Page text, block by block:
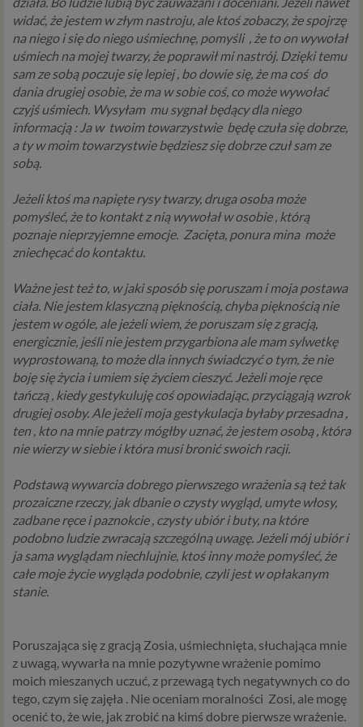
widać, że jestem w złym nastroju, ale ktoś zobaczy, że spojrzę
na niego i się do niego uśmiechnę, pomyśli , że to on wywołał
uśmiech na mojej twarzy, że poprawił mi nastrój. Dzięki temu
sam ze sobą poczuje się lepiej , bo dowie się, że ma coś do
dania drugiej osobie, że ma w sobie coś, co może wywołać
czyjś uśmiech. Wysyłam mu sygnał będący dla niego
informacją : Ja w twoim towarzystwie będę czuła się dobrze,
a ty w moim towarzystwie będziesz się dobrze czuł sam ze
sobą.
Jeżeli ktoś ma napięte rysy twarzy, druga osoba może
pomyśleć, że to kontakt z nią wywołał w osobie , którą
poznaje nieprzyjemne emocje. Zacięta, ponura mina może
zniechęcać do kontaktu.
Ważne jest też to, w jaki sposób się poruszam i moja postawa
ciała. Nie jestem klasyczną pięknością, chyba pięknością nie
jestem w ogóle, ale jeżeli wiem, że poruszam się z gracją,
energicznie, jeśli nie jestem przygarbiona ale mam sylwetkę
wyprostowaną, to może dla innych świadczyć o tym, że nie
boję się życia i umiem się życiem cieszyć. Jeżeli moje ręce
tańczą , kiedy gestykuluję coś opowiadając, przyciągają wzrok
drugiej osoby. Ale jeżeli moja gestykulacja byłaby przesadna ,
ten , kto na mnie patrzy mógłby uznać, że jestem osobą , która
nie wierzy w siebie i która musi bronić swoich racji.
Podstawą wywarcia dobrego pierwszego wrażenia są też tak
prozaiczne rzeczy, jak dbanie o czysty wygląd, umyte włosy,
zadbane ręce i paznokcie , czysty ubiór i buty, na które
podobno ludzie zwracają szczególną uwagę. Jeżeli mój ubiór i
ja sama wyglądam niechlujnie, ktoś inny może pomyśleć, że
całe moje życie wygląda podobnie, czyli jest w opłakanym
stanie.
Poruszająca się z gracją Zosia, uśmiechnięta, słuchająca mnie
z uwagą, wywarła na mnie pozytywne wrażenie pomimo
moich mieszanych uczuć, z przewagą tych negatywnych co do
tego, czym się zajęła . Nie oceniam moralności Zosi, ale mogę
ocenić to, że wie, jak zrobić na kimś dobre pierwsze wrażenie.
podstawa przetwarzania danych dotyczy
przypadków, gdy ich przetwarzanie jest
uzasadnione z uwagi na nasze usprawiedliwione
potrzeby, co obejmuje między innymi konieczność
zapewnienia bezpieczeństwa usługi (np.
sprawdzenie, czy do Twojego konta nie loguje się
nieuprawniona osoba), dokonanie pomiarów
statystycznych, ulepszania naszych usług i
usługach) jak również prowadzenie marketingu i
promocji własnych usług administratora
Psychorada.pl w serwisie administratora (np. jeśli
interesujesz się psychologią dziecka i oglądasz
Ci wyświetlić reklamę na podobny temat).
Twoja dobrowolna zgoda. Aby móc pokazać
interesujące Cię oferty reklamowe (np. produktu lub
usługi, których możesz potrzebować) reklamodawcy
i ich przedstawiciele muszą mieć możliwość
przetwarzania Twoich danych. Udzielenie takiej
zgody jest całkowicie dobrowolne, i jeśli nie chcesz,
nie musisz jej udzielać. Dzięki naszemu rozwiązaniu
masz również możliwość ograniczenia zakresu lub
zmiany zgody w dowolnym momencie.
wyłącznie w przypadku posiadania przez nas lub inny
podmiot przetwarzający dane jednej z dopuszczonych
przez RODO podstaw prawnych i wyłącznie w celu
dostosowanym do danej podstawy, zgodnie z opisem
powyżej. Twoje dane przetwarzane będą do czasu
istnienia podstawy do ich przetwarzania – czyli w
przypadku udzielenia zgody do momentu jej cofnięcia,
danych do wykonania umowy – przez czas jej
wykonywania, a w przypadku, gdy podstawą
przetwarzania danych jest uzasadniony interes
administratora – do czasu istnienia tego uzasadnionego
interesu.